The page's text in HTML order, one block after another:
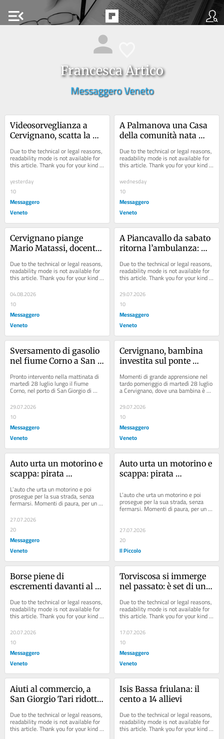
menu_open
Francesca Artico
Messaggero Veneto
Videosorveglianza a
Cervignano, scatta la
controlli: ecco dove
saranno le telecamere
Due to the technical or legal reasons,
readability mode is not available for
this article. Thank you for your kind
yesterday
10
Messaggero
Veneto
A Palmanova una Casa
della comunità nata
«Orgogliosi del
risultato»
Due to the technical or legal reasons,
readability mode is not available for
this article. Thank you for your kind
wednesday
10
Messaggero
Veneto
Cervignano piange
Mario Matassi, docente
eclettico»
Due to the technical or legal reasons,
readability mode is not available for
this article. Thank you for your kind
04.08.2026
10
Messaggero
Veneto
A Piancavallo da sabato
ritorna l’ambulanza:
operativa
Due to the technical or legal reasons,
readability mode is not available for
this article. Thank you for your kind
29.07.2026
10
Messaggero
Veneto
Sversamento di gasolio
nel fiume Corno a San
antinquinamento,
evitati danni maggiori
Pronto intervento nella mattinata di
martedì 28 luglio lungo il fiume
Corno, nel porto di San Giorgio di
Nogaro, dove uno sversamento
accidentale di...
29.07.2026
10
Messaggero
Veneto
Cervignano, bambina
investita sul ponte
filmati della
videosorveglianza per
Momenti di grande apprensione nel
tardo pomeriggio di martedì 28 luglio
a Cervignano, dove una bambina è
rimasta ferita dopo essere stata
investita...
29.07.2026
10
Messaggero
Veneto
Auto urta un motorino e
scappa: pirata
targa a Cervignano
L’auto che urta un motorino e poi
prosegue per la sua strada, senza
fermarsi. Momenti di paura, per un
investimento avvenuto a Cervignano:
ad avere...
27.07.2026
20
Messaggero
Veneto
Auto urta un motorino e
scappa: pirata
targa a Cervignano
L’auto che urta un motorino e poi
prosegue per la sua strada, senza
fermarsi. Momenti di paura, per un
investimento avvenuto a Cervignano:
27.07.2026
20
Il Piccolo
Borse piene di
escrementi davanti al
protesta dei calciatori
che spacca Aquileia
Due to the technical or legal reasons,
readability mode is not available for
this article. Thank you for your kind
20.07.2026
10
Messaggero
Veneto
Torviscosa si immerge
nel passato: è set di un
Preziosi
Due to the technical or legal reasons,
readability mode is not available for
this article. Thank you for your kind
17.07.2026
10
Messaggero
Veneto
Aiuti al commercio, a
San Giorgio Tari ridotta
Due to the technical or legal reasons,
readability mode is not available for
this article. Thank you for your kind
Isis Bassa friulana: il
cento a 14 allievi
Due to the technical or legal reasons,
readability mode is not available for
this article. Thank you for your kind